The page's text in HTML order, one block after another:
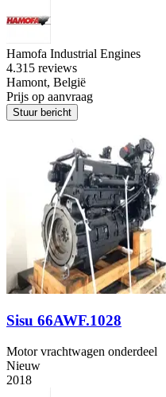
Hamofa Industrial Engines
4.315 reviews
Hamont, België
Prijs op aanvraag
Stuur bericht
Sisu 66AWF.1028
Motor vrachtwagen onderdeel
Nieuw
2018